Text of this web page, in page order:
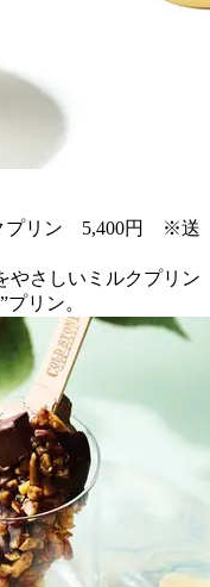
プリン 5,400円 ※送
やさしいミルクプリン
リン。